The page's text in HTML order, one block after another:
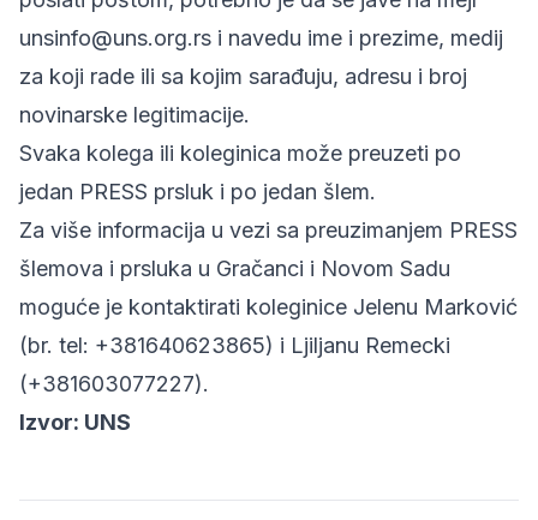
unsinfo@uns.org.rs i navedu ime i prezime, medij
za koji rade ili sa kojim sarađuju, adresu i broj
novinarske legitimacije.
Svaka kolega ili koleginica može preuzeti po
jedan PRESS prsluk i po jedan šlem.
Za više informacija u vezi sa preuzimanjem PRESS
šlemova i prsluka u Gračanci i Novom Sadu
moguće je kontaktirati koleginice Jelenu Marković
(br. tel: +381640623865) i Ljiljanu Remecki
(+381603077227).
Izvor: UNS